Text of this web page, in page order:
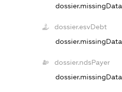
dossier.missingData
dossier.esvDebt
dossier.missingData
dossier.ndsPayer
dossier.missingData